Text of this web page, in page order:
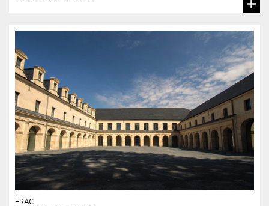
FRAC